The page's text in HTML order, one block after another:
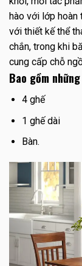
hào với lớp hoàn
với thiết kế thể
chắn, trong khi
cung cấp chỗ
Bao gồm
4 ghế
1 ghế dài
Bàn.